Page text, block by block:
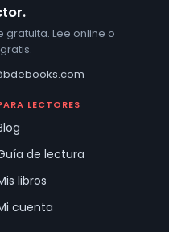
gratuita. Lee online o
LECTORES
de lectura
libros
cuenta